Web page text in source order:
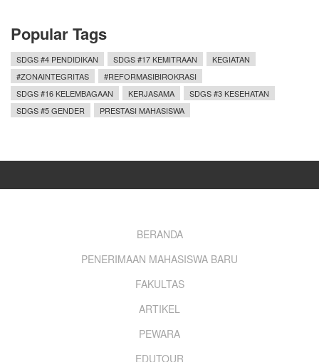
Popular Tags
SDGS #4 PENDIDIKAN SDGS #17 KEMITRAAN
KEGIATAN
#ZONAINTEGRITAS
#REFORMASIBIROKRASI
SDGS #16 KELEMBAGAAN
KERJASAMA
SDGS #3 KESEHATAN
SDGS #5 GENDER
PRESTASI MAHASISWA
BERANDA
PENERIMAAN MAHASISWA BARU
FAKULTAS
ARTIKEL
PEWARA
EDUTOUR